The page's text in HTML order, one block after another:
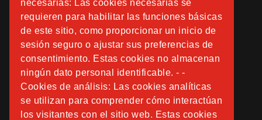
necesarias: Las cookies necesarias se
requieren para habilitar las funciones básicas
de este sitio, como proporcionar un inicio de
sesión seguro o ajustar sus preferencias de
consentimiento. Estas cookies no almacenan
ningún dato personal identificable. - -
Cookies de análisis: Las cookies analíticas
se utilizan para comprender cómo interactúan
los visitantes con el sitio web. Estas cookies